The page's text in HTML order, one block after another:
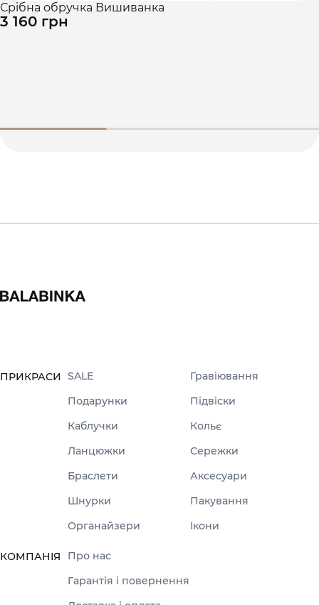
Срібна обручка Вишиванка
3 160 грн
ПРИКРАСИ SALE
Гравіювання
Подарунки
Підвіски
Каблучки
Кольє
Ланцюжки
Сережки
Браслети
Аксесуари
Шнурки
Пакування
Органайзери
Ікони
КОМПАНІЯ
Про нас
Гарантія і повернення